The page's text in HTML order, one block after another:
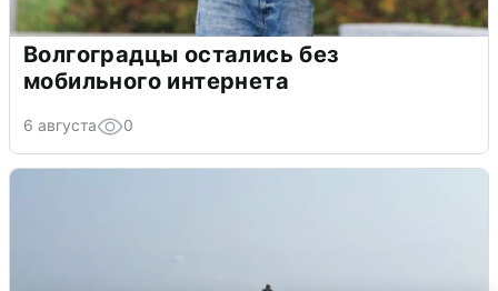
Волгоградцы остались без
мобильного интернета
6 августа 0